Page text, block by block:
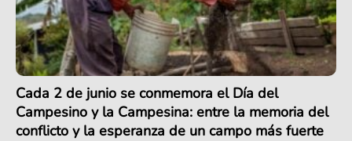
Cada 2 de junio se conmemora el Día del
Campesino y la Campesina: entre la memoria del
conflicto y la esperanza de un campo más fuerte